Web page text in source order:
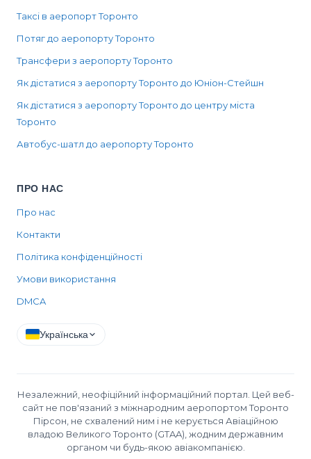
Таксі в аеропорт Торонто
Потяг до аеропорту Торонто
Трансфери з аеропорту Торонто
Як дістатися з аеропорту Торонто до Юніон-Стейшн
Як дістатися з аеропорту Торонто до центру міста
Торонто
Автобус-шатл до аеропорту Торонто
ПРО НАС
Про нас
Контакти
Політика конфіденційності
Умови використання
DMCA
Українська
Незалежний, неофіційний інформаційний портал. Цей веб-
сайт не пов'язаний з міжнародним аеропортом Торонто
Пірсон, не схвалений ним і не керується Авіаційною
владою Великого Торонто (GTAA), жодним державним
органом чи будь-якою авіакомпанією.